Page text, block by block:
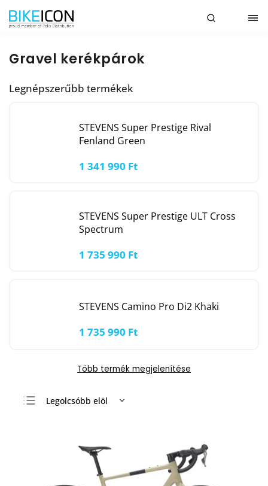
Gravel kerékpárok
Legnépszerűbb termékek
STEVENS Super Prestige Rival
Fenland Green
1 341 990 Ft
STEVENS Super Prestige ULT Cross
Spectrum
1 735 990 Ft
STEVENS Camino Pro Di2 Khaki
1 735 990 Ft
Több termék megjelenítése
Legolcsóbb elöl
termékek
ABC szerint